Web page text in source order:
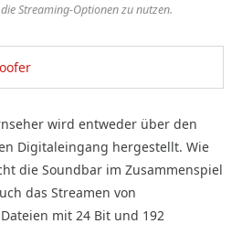
Streaming-Optionen zu nutzen.
wird entweder über den
Digitaleingang hergestellt. Wie
die Soundbar im Zusammenspiel
das Streamen von
mit 24 Bit und 192